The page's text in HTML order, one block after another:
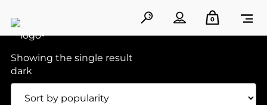
0
Showing the single result